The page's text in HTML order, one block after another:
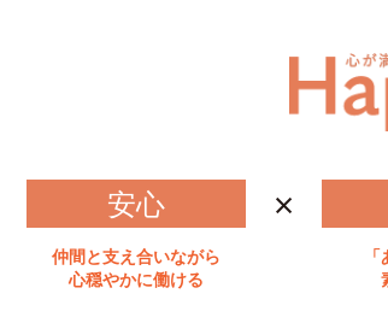
安心
仲間と支え合いながら
心穏やかに働ける
×